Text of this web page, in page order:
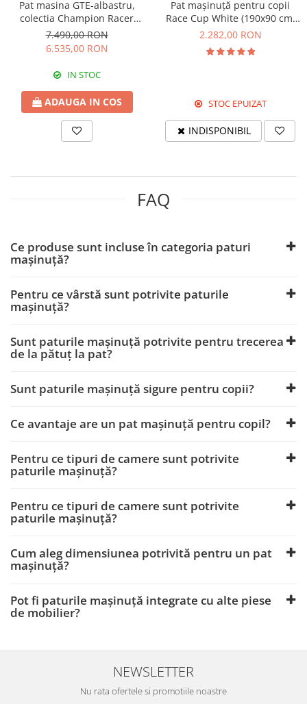
Pat masina GTE-albastru,
colectia Champion Racer
100x190 cm
7.490,00 RON
6.535,00 RON
IN STOC
ADAUGA IN COS
Pat mașinuță pentru copii
Race Cup White (190x90 cm)
cu pat suplimentar (90x180
2.282,00 RON
STOC EPUIZAT
INDISPONIBIL
FAQ
Ce produse sunt incluse în categoria paturi
mașinuță?
Pentru ce vârstă sunt potrivite paturile
mașinuță?
Sunt paturile mașinuță potrivite pentru trecerea
de la pătuț la pat?
Sunt paturile mașinuță sigure pentru copii?
Ce avantaje are un pat mașinuță pentru copil?
Pentru ce tipuri de camere sunt potrivite
paturile mașinuță?
Pentru ce tipuri de camere sunt potrivite
paturile mașinuță?
Cum aleg dimensiunea potrivită pentru un pat
mașinuță?
Pot fi paturile mașinuță integrate cu alte piese
de mobilier?
NEWSLETTER
Nu rata ofertele si promotiile noastre